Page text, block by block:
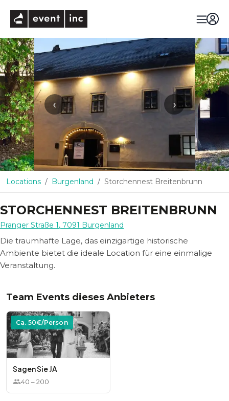
‹ ›
Locations Burgenland Storchennest Breitenbrunn
STORCHENNEST BREITENBRUNN
Pranger Straße 1, 7091 Burgenland
Die traumhafte Lage, das einzigartige historische
Ambiente bietet die ideale Location für eine einmalige
Veranstaltung.
Team Events dieses Anbieters
Ca. 50€/Person
Sagen Sie JA
40 –200